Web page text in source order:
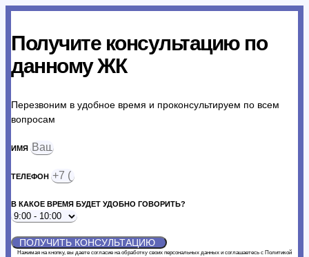
Получите консультацию по
данному ЖК
Перезвоним в удобное время и проконсультируем по всем
вопросам
ИМЯ
ТЕЛЕФОН
В КАКОЕ ВРЕМЯ БУДЕТ УДОБНО ГОВОРИТЬ?
ПОЛУЧИТЬ КОНСУЛЬТАЦИЮ
Нажимая на кнопку, вы даете согласие на обработку своих персональных данных и соглашаетесь с Политикой